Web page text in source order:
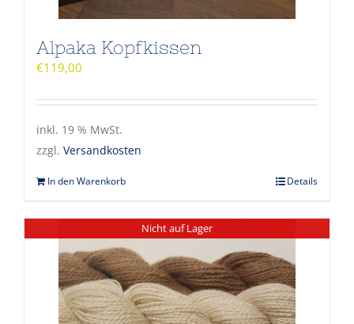
Alpaka Kopfkissen
€119,00
inkl. 19 % MwSt.
zzgl. Versandkosten
In den Warenkorb Details
Nicht auf Lager